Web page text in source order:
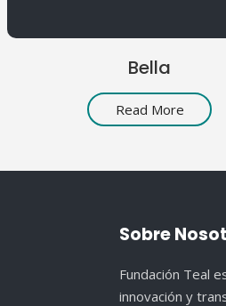
Bella
Read More
Sobre
Fundación Teal
innovación y